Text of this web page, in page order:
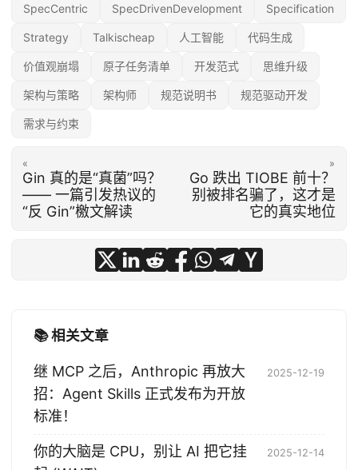
SpecCentric SpecDrivenDevelopment Specification
Strategy Talkischeap 人工智能 代码生成
价值观崩塌 原子任务清单 开发范式 思维升级
架构与策略 架构师 规范说明书 规范驱动开发
需求与约束
«
Gin 真的是“真菌”吗？
—— 一篇引发热议的
“反 Gin”檄文解读
»
Go 跌出 TIOBE 前十？
别被排名骗了，这才是
它的真实地位
📚 相关文章
继 MCP 之后，Anthropic 再放大
招：Agent Skills 正式发布为开放
标准！
2025-12-19
你的大脑是 CPU，别让 AI 把它挂
2025-12-14